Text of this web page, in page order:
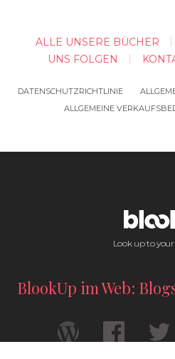
ALLE UNSERE BÜCHER
UNS FOLGEN
DATENSCHUTZRICHTLINIE
ALLGEMEINE
Look up to your
BlookUp im Web: